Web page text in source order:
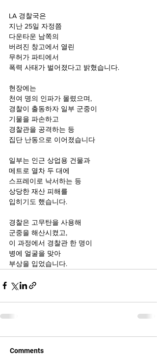
LA 경찰국은
지난 25일 자정쯤
다운타운 남쪽의
버려진 창고에서 열린
무허가 파티에서
폭력 사태가 벌어졌다고 밝혔습니다.
현장에는
천여 명의 인파가 몰렸으며,
경찰이 출동하자 일부 군중이
기물을 파손하고
경찰관을 공격하는 등
집단 난동으로 이어졌습니다
일부는 인근 상업용 건물과
메트로 열차 두 대에
스프레이로 낙서하는 등
상당한 재산 피해를
입히기도 했습니다.
경찰은 고무탄을 사용해
군중을 해산시켰고,
이 과정에서 경찰관 한 명이
병에 얼굴을 맞아
부상을 입었습니다.
Comments